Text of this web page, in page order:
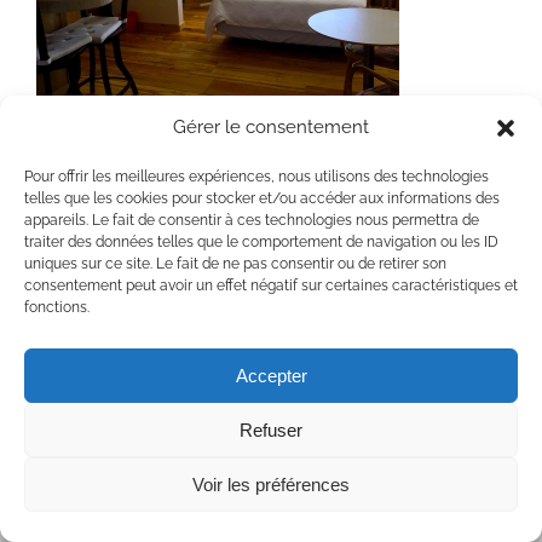
Gérer le consentement
Pour offrir les meilleures expériences, nous utilisons des technologies
telles que les cookies pour stocker et/ou accéder aux informations des
appareils. Le fait de consentir à ces technologies nous permettra de
traiter des données telles que le comportement de navigation ou les ID
uniques sur ce site. Le fait de ne pas consentir ou de retirer son
consentement peut avoir un effet négatif sur certaines caractéristiques et
fonctions.
Accepter
Refuser
Voir les préférences
Chambre Étoile du Nord
Copyright 2020 Chaumière Fleur Soleil | Tous droits réservés | All rights
FacebookYouTube